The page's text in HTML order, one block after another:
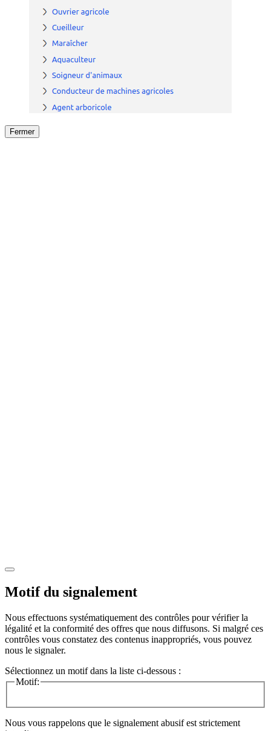
Fermer
Motif du signalement
Nous effectuons systématiquement des contrôles pour vérifier la
légalité et la conformité des offres que nous diffusons. Si malgré ces
contrôles vous constatez des contenus inappropriés, vous pouvez
nous le signaler.
Sélectionnez un motif dans la liste ci-dessous :
Motif:
Nous vous rappelons que le signalement abusif est strictement